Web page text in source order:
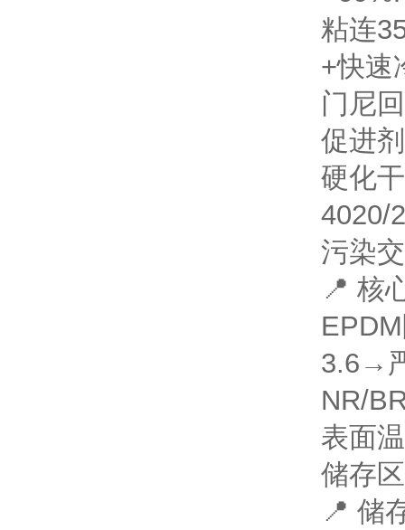
粘连
+快速
门尼
促进
硬化
4020/
污染
📍 核
3.6→
NR/
表面
储存
📍 储